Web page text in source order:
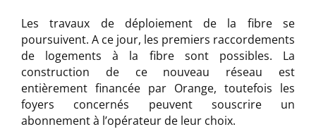
Les travaux de déploiement de la fibre se
poursuivent. A ce jour, les premiers raccordements
de logements à la fibre sont possibles. La
construction de ce nouveau réseau est
entièrement financée par Orange, toutefois les
foyers concernés peuvent souscrire un
abonnement à l’opérateur de leur choix.